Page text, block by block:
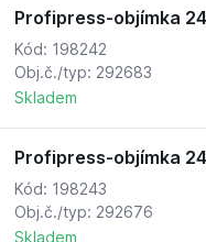
Profipress-objímka
Kód: 198242
Obj.č./typ: 292683
Skladem
Profipress-objímka
Kód: 198243
Obj.č./typ: 292676
Skladem